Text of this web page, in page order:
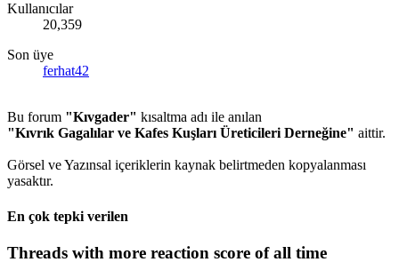
Kullanıcılar
20,359
Son üye
ferhat42
Bu forum "Kıvgader" kısaltma adı ile anılan
"Kıvrık Gagalılar ve Kafes Kuşları Üreticileri Derneğine" aittir.
Görsel ve Yazınsal içeriklerin kaynak belirtmeden kopyalanması
yasaktır.
En çok tepki verilen
Threads with more reaction score of all time